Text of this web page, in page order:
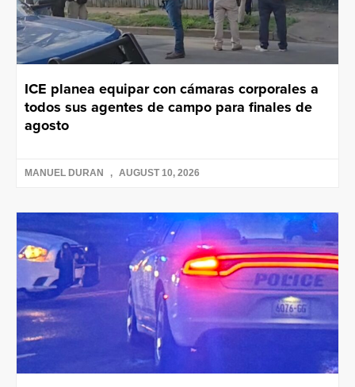
ICE planea equipar con cámaras corporales a
todos sus agentes de campo para finales de
agosto
MANUEL DURAN AUGUST 10, 2026